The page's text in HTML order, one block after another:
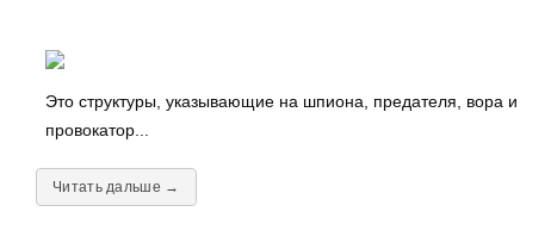
Это структуры, указывающие на шпиона, предателя, вора и
провокатор...
Читать дальше →